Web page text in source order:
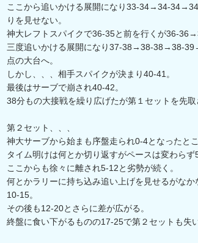
ここから追いかける展開になり33-34→34-
りを見せない。
神大レフトスパイクで36-35と前を行くが36-
三度追いかける展開になり37-38→38-38→38-
点の大台へ。
しかし、、、相手スパイクが決まり40-41。
最後はサーブで崩され40-42。
38分もの大接戦を繰り広げたが第１セットを先取
第２セット、、、
神大サーブから始まも序盤走られ0-4となったと
タイム明けは何とか切り返すがペースは変わらず
ここからも徐々に離され5-12と劣勢が続く。
何とかラリーに持ち込み追い上げを見せるがな
10-15。
その後も12-20とさらに差が広がる。
終盤に食い下がるものの17-25で第２セットも失